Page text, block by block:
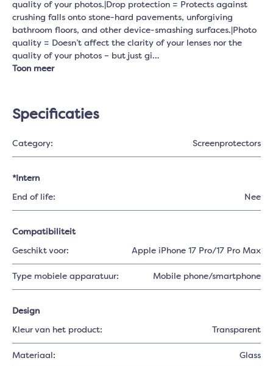
quality of your photos.|Drop protection = Protects against
crushing falls onto stone-hard pavements, unforgiving
bathroom floors, and other device-smashing surfaces.|Photo
quality = Doesn’t affect the clarity of your lenses nor the
quality of your photos – but just gi…
Toon meer
Specificaties
Category: Screenprotectors
*Intern
End of life: Nee
Compatibiliteit
Geschikt voor: Apple iPhone 17 Pro/17 Pro Max
Type mobiele apparatuur: Mobile phone/smartphone
Design
Kleur van het product: Transparent
Materiaal: Glass